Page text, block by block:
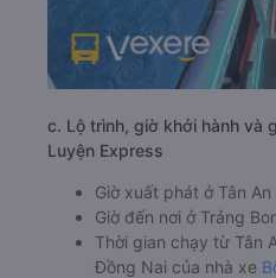
c. Lộ trình, giờ khởi hành và
Luyện Express
Giờ xuất phát ở Tân
Giờ đến nơi ở Trảng
Thời gian chạy từ Tân
Đồng Nai của nhà xe